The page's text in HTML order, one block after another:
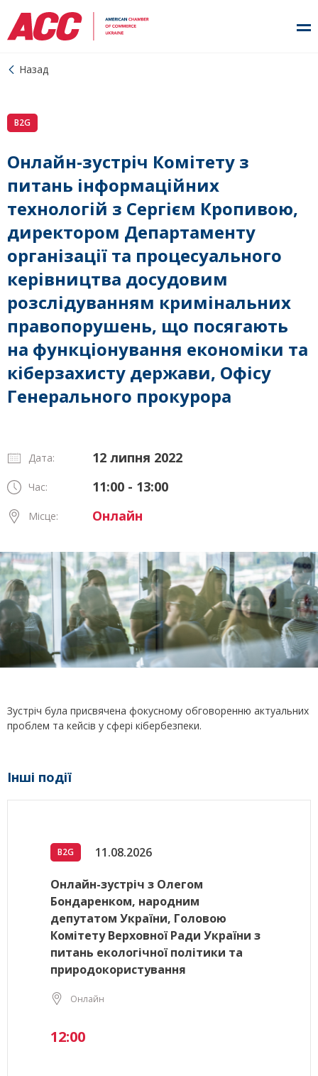
Назад
B2G
Онлайн-зустріч Комітету з
питань інформаційних
технологій з Сергієм Кропивою,
директором Департаменту
організації та процесуального
керівництва досудовим
розслідуванням кримінальних
правопорушень, що посягають
на функціонування економіки та
кіберзахисту держави, Офісу
Генерального прокурора
Дата: 12 липня 2022
Час: 11:00 - 13:00
Місце: Онлайн
Зустріч була присвячена фокусному обговоренню актуальних
проблем та кейсів у сфері кібербезпеки.
Інші події
B2G 11.08.2026
Онлайн-зустріч з Олегом
Бондаренком, народним
депутатом України, Головою
Комітету Верховної Ради України з
питань екологічної політики та
природокористування
Онлайн
12:00